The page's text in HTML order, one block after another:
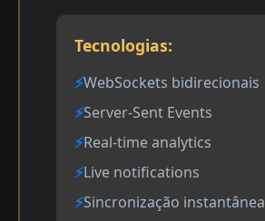
Tecnologias:
WebSockets bidirecionais
Server-Sent Events
Real-time analytics
Live notifications
Sincronização instantânea